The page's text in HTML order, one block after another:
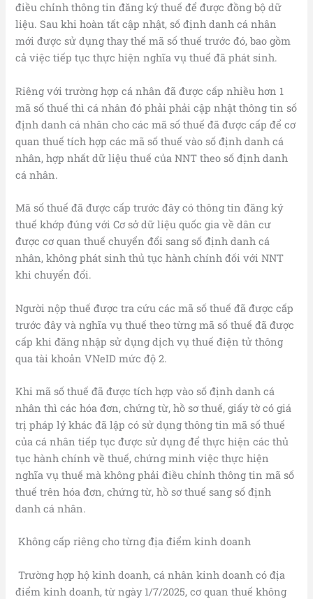
điều chỉnh thông tin đăng ký thuế để được đồng bộ dữ
liệu. Sau khi hoàn tất cập nhật, số định danh cá nhân
mới được sử dụng thay thế mã số thuế trước đó, bao gồm
cả việc tiếp tục thực hiện nghĩa vụ thuế đã phát sinh.
Riêng với trường hợp cá nhân đã được cấp nhiều hơn 1
mã số thuế thì cá nhân đó phải phải cập nhật thông tin số
định danh cá nhân cho các mã số thuế đã được cấp để cơ
quan thuế tích hợp các mã số thuế vào số định danh cá
nhân, hợp nhất dữ liệu thuế của NNT theo số định danh
cá nhân.
Mã số thuế đã được cấp trước đây có thông tin đăng ký
thuế khớp đúng với Cơ sở dữ liệu quốc gia về dân cư
được cơ quan thuế chuyển đổi sang số định danh cá
nhân, không phát sinh thủ tục hành chính đối với NNT
khi chuyển đổi.
Người nộp thuế được tra cứu các mã số thuế đã được cấp
trước đây và nghĩa vụ thuế theo từng mã số thuế đã được
cấp khi đăng nhập sử dụng dịch vụ thuế điện tử thông
qua tài khoản VNeID mức độ 2.
Khi mã số thuế đã được tích hợp vào số định danh cá
nhân thì các hóa đơn, chứng từ, hồ sơ thuế, giấy tờ có giá
trị pháp lý khác đã lập có sử dụng thông tin mã số thuế
của cá nhân tiếp tục được sử dụng để thực hiện các thủ
tục hành chính về thuế, chứng minh việc thực hiện
nghĩa vụ thuế mà không phải điều chỉnh thông tin mã số
thuế trên hóa đơn, chứng từ, hồ sơ thuế sang số định
danh cá nhân.
Không cấp riêng cho từng địa điểm kinh doanh
Trường hợp hộ kinh doanh, cá nhân kinh doanh có địa
điểm kinh doanh, từ ngày 1/7/2025, cơ quan thuế không